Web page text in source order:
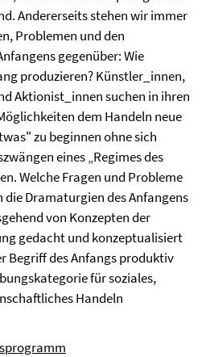
Andererseits stehen wir immer
Problemen und den
gegenüber: Wie
produzieren? Künstler_innen,
Aktionist_innen suchen in ihren
dem Handeln neue
zu beginnen ohne sich
eines „Regimes des
Welche Fragen und Probleme
Dramaturgien des Anfangens
von Konzepten der
gedacht und konzeptualisiert
Begriff des Anfangs produktiv
für soziales,
Handeln